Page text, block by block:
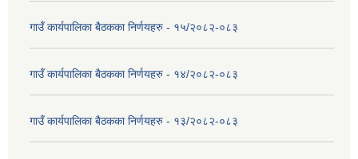
गाउँ कार्यपालिका बैठकका निर्णयहरु - १५/२०८२-०८३
गाउँ कार्यपालिका बैठकका निर्णयहरु - १४/२०८२-०८३
गाउँ कार्यपालिका बैठकका निर्णयहरु - १३/२०८२-०८३